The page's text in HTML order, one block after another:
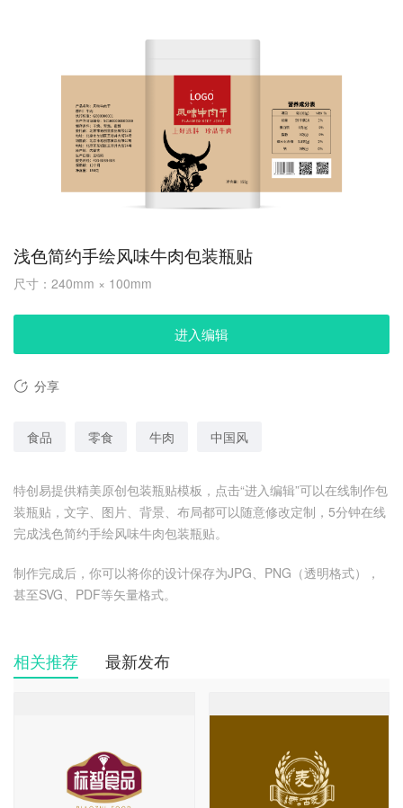
浅色简约手绘风味牛肉包装瓶贴
尺寸：240mm × 100mm
进入编辑
分享
食品 零食 牛肉 中国风
特创易提供精美原创包装瓶贴模板，点击“进入编辑”可以在线制作包
装瓶贴，文字、图片、背景、布局都可以随意修改定制，5分钟在线
完成浅色简约手绘风味牛肉包装瓶贴。
制作完成后，你可以将你的设计保存为JPG、PNG（透明格式），
甚至SVG、PDF等矢量格式。
相关推荐 最新发布